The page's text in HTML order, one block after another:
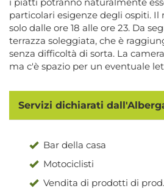
particolari esigenze degli ospiti. Il
solo dalle ore 18 alle ore 23. Da
terrazza soleggiata, che è
senza difficoltà di sorta. La
ma c'è spazio per un eventuale
Servizi dichiarati
Bar della casa
Motociclisti
Vendita di prodotti di